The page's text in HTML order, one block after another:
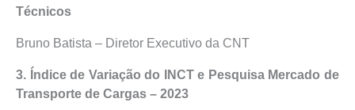
Técnicos
Bruno Batista – Diretor Executivo da CNT
3. Índice de Variação do INCT e Pesquisa Mercado de
Transporte de Cargas – 2023